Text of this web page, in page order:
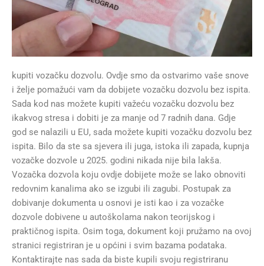
kupiti vozačku dozvolu. Ovdje smo da ostvarimo vaše snove
i želje pomažući vam da dobijete vozačku dozvolu bez ispita.
Sada kod nas možete kupiti važeću vozačku dozvolu bez
ikakvog stresa i dobiti je za manje od 7 radnih dana. Gdje
god se nalazili u EU, sada možete kupiti vozačku dozvolu bez
ispita. Bilo da ste sa sjevera ili juga, istoka ili zapada, kupnja
vozačke dozvole u 2025. godini nikada nije bila lakša.
Vozačka dozvola koju ovdje dobijete može se lako obnoviti
redovnim kanalima ako se izgubi ili zagubi. Postupak za
dobivanje dokumenta u osnovi je isti kao i za vozačke
dozvole dobivene u autoškolama nakon teorijskog i
praktičnog ispita. Osim toga, dokument koji pružamo na ovoj
stranici registriran je u općini i svim bazama podataka.
Kontaktirajte nas sada da biste kupili svoju registriranu